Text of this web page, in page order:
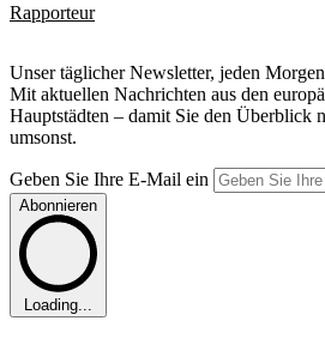
Rapporteur
Unser täglicher Newsletter, jeden
Mit aktuellen Nachrichten aus den
Hauptstädten – damit Sie den Überblick
umsonst.
Geben Sie Ihre E-Mail ein
Abonnieren
Loading...